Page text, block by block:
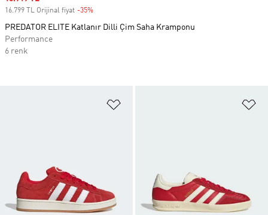
16.799 TL Orijinal fiyat -35%
PREDATOR ELITE Katlanır Dilli Çim Saha Kramponu
Performance
6 renk